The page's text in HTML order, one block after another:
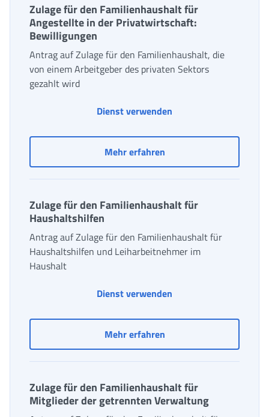
Zulage für den Familienhaushalt für
Angestellte in der Privatwirtschaft:
Bewilligungen
Antrag auf Zulage für den Familienhaushalt, die
von einem Arbeitgeber des privaten Sektors
gezahlt wird
Dienst verwenden
Mehr erfahrenZulage für den
Zulage für den Familienhaushalt für
Haushaltshilfen
Antrag auf Zulage für den Familienhaushalt für
Haushaltshilfen und Leiharbeitnehmer im
Haushalt
Dienst verwenden
Mehr erfahrenZulage für den
Zulage für den Familienhaushalt für
Mitglieder der getrennten Verwaltung